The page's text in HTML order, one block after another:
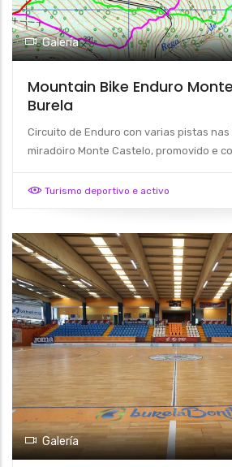
Galería
Mountain Bike Enduro
Burela
Circuito de Enduro con varias pistas
miradoiro Monte Castelo, promovido e
Turismo deportivo e activo
Galería